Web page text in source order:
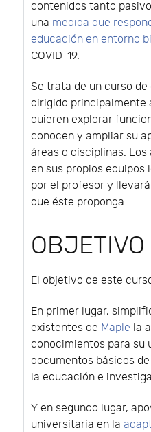
contenidos tanto
una medida que
educación en entorno
COVID-19.
Se trata de un curso
dirigido principalmente
quieren explorar
conocen y ampliar su
áreas o disciplinas.
en sus propios equipos
por el profesor y
que éste proponga.
OBJETIVO
El objetivo de este
En primer lugar,
existentes de Maple la
conocimientos para su
documentos básicos
la educación e
Y en segundo lugar,
universitaria en la